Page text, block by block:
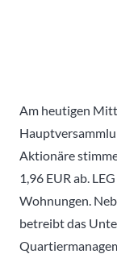
Am heutigen
Aktionäre
1,96 EUR ab.
Wohnungen.
betreibt das